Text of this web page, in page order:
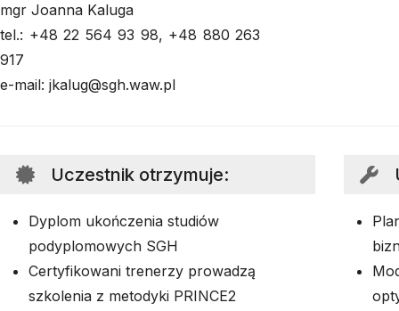
mgr Joanna Kaluga
tel.: +48 22 564 93 98, +48 880 263
917
e-mail: jkalug@sgh.waw.pl
Uczestnik otrzymuje:
Dyplom ukończenia studiów
podyplomowych SGH
Certyfikowani trenerzy prowadzą
szkolenia z metodyki PRINCE2